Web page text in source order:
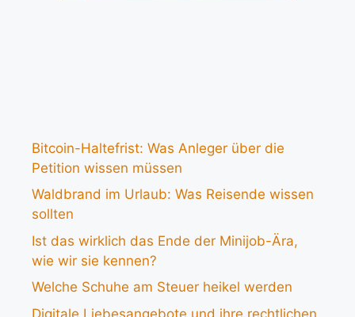
Bitcoin-Haltefrist: Was Anleger über die
Petition wissen müssen
Waldbrand im Urlaub: Was Reisende wissen
sollten
Ist das wirklich das Ende der Minijob-Ära,
wie wir sie kennen?
Welche Schuhe am Steuer heikel werden
Digitale Liebesangebote und ihre rechtlichen